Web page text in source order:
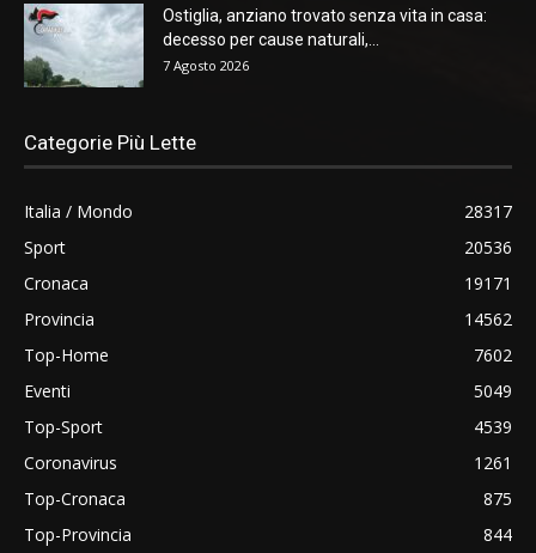
Ostiglia, anziano trovato senza vita in casa:
decesso per cause naturali,...
7 Agosto 2026
Categorie Più Lette
Italia / Mondo
28317
Sport
20536
Cronaca
19171
Provincia
14562
Top-Home
7602
Eventi
5049
Top-Sport
4539
Coronavirus
1261
Top-Cronaca
875
Top-Provincia
844